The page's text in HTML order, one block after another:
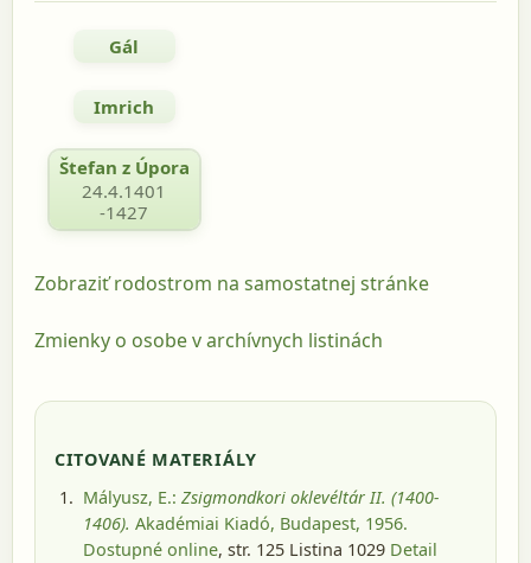
Gál
Imrich
Štefan z Úpora
24.4.1401
-1427
Zobraziť rodostrom na samostatnej stránke
Zmienky o osobe v archívnych listinách
CITOVANÉ MATERIÁLY
Mályusz, E.: Zsigmondkori oklevéltár II. (1400-
1406). Akadémiai Kiadó, Budapest, 1956.
Dostupné online, str. 125 Listina 1029 Detail